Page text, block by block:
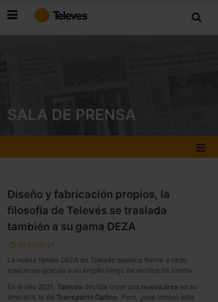
al
SALA DE PRENSA
Diseño y fabricación propios, la
filosofía de Televés se traslada
también a su gama DEZA
29/10/2024
La nueva familia DEZA de Televés destaca frente a otras
soluciones gracias a su amplio rango de anchos de banda.
En el año 2021, Televés decidía crear una nueva área en su
empresa, la de Transporte Óptico . Pero, ¿qué motivó esta